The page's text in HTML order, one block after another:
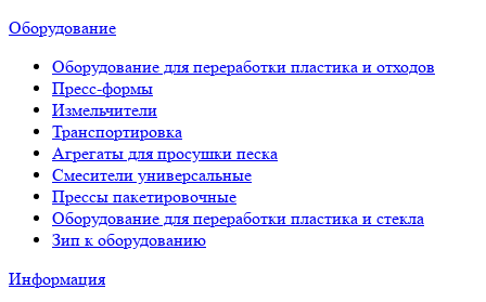
Оборудование
Оборудование для переработки пластика и отходов
Пресс-формы
Измельчители
Транспортировка
Агрегаты для просушки песка
Смесители универсальные
Прессы пакетировочные
Оборудование для переработки пластика и стекла
Зип к оборудованию
Информация